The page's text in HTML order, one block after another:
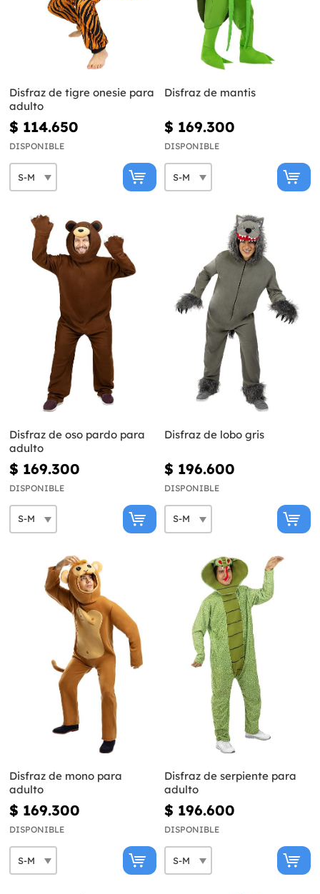
Disfraz de tigre onesie para
adulto
$ 114.650
DISPONIBLE
Disfraz de mantis
$ 169.300
DISPONIBLE
Disfraz de oso pardo para
adulto
$ 169.300
DISPONIBLE
Disfraz de lobo gris
$ 196.600
DISPONIBLE
Disfraz de mono para
adulto
$ 169.300
DISPONIBLE
Disfraz de serpiente para
adulto
$ 196.600
DISPONIBLE